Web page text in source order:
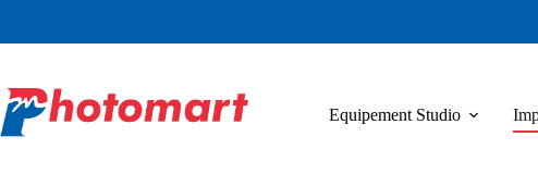
contenu
Equipement Studio